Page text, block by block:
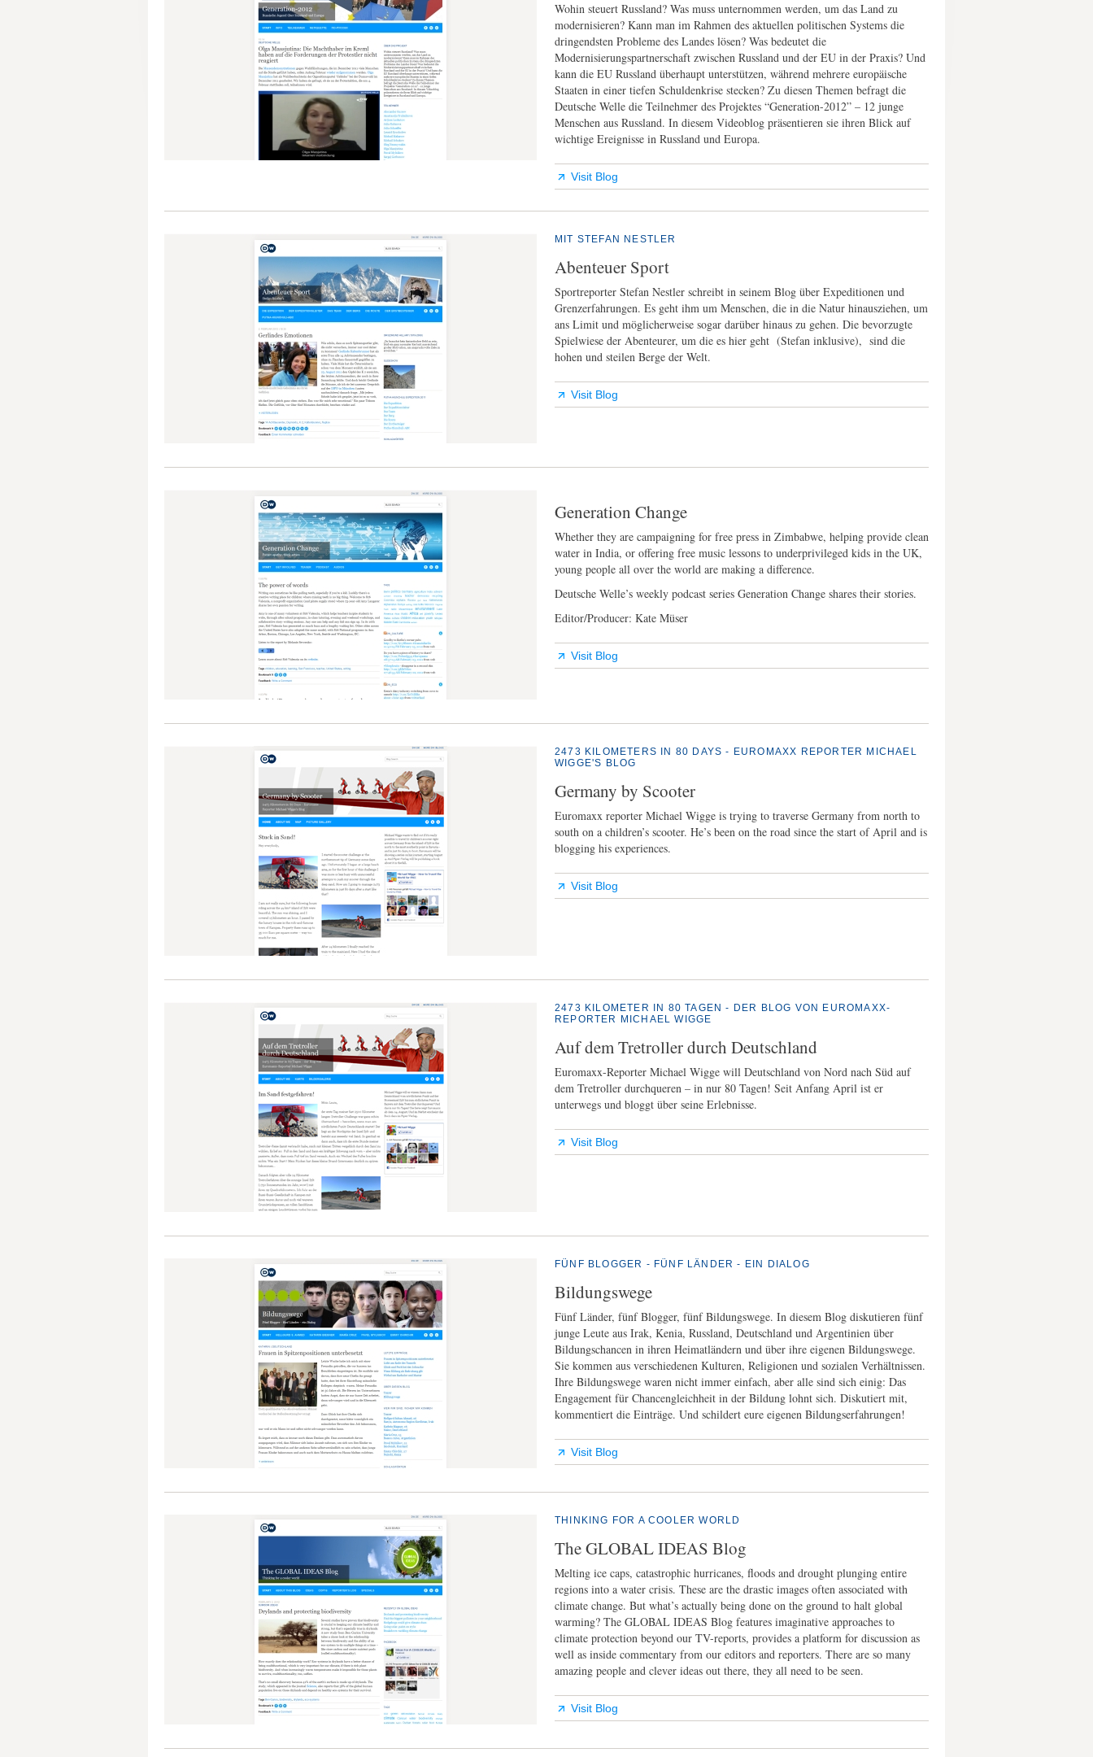
Wohin steuert Russland? Was muss unternommen werden, um das Land zu
modernisieren? Kann man im Rahmen des aktuellen politischen Systems die
dringendsten Probleme des Landes lösen? Was bedeutet die
Modernisierungspartnerschaft zwischen Russland und der EU in der Praxis? Und
kann die EU Russland überhaupt unterstützen, während mehrere europäische
Staaten in einer tiefen Schuldenkrise stecken? Zu diesen Themen befragt die
Deutsche Welle die Teilnehmer des Projektes “Generation-2012” – 12 junge
Menschen aus Russland. In diesem Videoblog präsentieren sie ihren Blick auf
wichtige Ereignisse in Russland und Europa.
Visit Blog
MIT STEFAN NESTLER
Abenteuer Sport
Sportreporter Stefan Nestler schreibt in seinem Blog über Expeditionen und
Grenzerfahrungen. Es geht ihm um Menschen, die in die Natur hinausziehen, um
ans Limit und möglicherweise sogar darüber hinaus zu gehen. Die bevorzugte
Spielwiese der Abenteurer, um die es hier geht (Stefan inklusive), sind die
hohen und steilen Berge der Welt.
Visit Blog
Generation Change
Whether they are campaigning for free press in Zimbabwe, helping provide clean
water in India, or offering free music lessons to underprivileged kids in the UK,
young people all over the world are making a difference.
Deutsche Welle’s weekly podcast series Generation Change shares their stories.
Editor/Producer: Kate Müser
Visit Blog
2473 KILOMETERS IN 80 DAYS - EUROMAXX REPORTER MICHAEL
WIGGE'S BLOG
Germany by Scooter
Euromaxx reporter Michael Wigge is trying to traverse Germany from north to
south on a children’s scooter. He’s been on the road since the start of April and is
blogging his experiences.
Visit Blog
2473 KILOMETER IN 80 TAGEN - DER BLOG VON EUROMAXX-
REPORTER MICHAEL WIGGE
Auf dem Tretroller durch Deutschland
Euromaxx-Reporter Michael Wigge will Deutschland von Nord nach Süd auf
dem Tretroller durchqueren – in nur 80 Tagen! Seit Anfang April ist er
unterwegs und bloggt über seine Erlebnisse.
Visit Blog
FÜNF BLOGGER - FÜNF LÄNDER - EIN DIALOG
Bildungswege
Fünf Länder, fünf Blogger, fünf Bildungswege. In diesem Blog diskutieren fünf
junge Leute aus Irak, Kenia, Russland, Deutschland und Argentinien über
Bildungschancen in ihren Heimatländern und über ihre eigenen Bildungswege.
Sie kommen aus verschiedenen Kulturen, Religionen und sozialen Verhältnissen.
Ihre Bildungswege waren nicht immer einfach, aber alle sind sich einig: Das
Engagement für Chancengleichheit in der Bildung lohnt sich. Diskutiert mit,
kommentiert die Einträge. Und schildert eure eigenen Bildungserfahrungen!
Visit Blog
THINKING FOR A COOLER WORLD
The GLOBAL IDEAS Blog
Melting ice caps, catastrophic hurricanes, floods and drought plunging entire
regions into a water crisis. These are the drastic images often associated with
climate change. But what’s actually being done on the ground to halt global
warming? The GLOBAL IDEAS Blog features imaginative approaches to
climate protection beyond our TV-reports, provides a platform for discussion as
well as inside commentary from our editors and reporters. There are so many
amazing people and clever ideas out there, they all need to be seen.
Visit Blog